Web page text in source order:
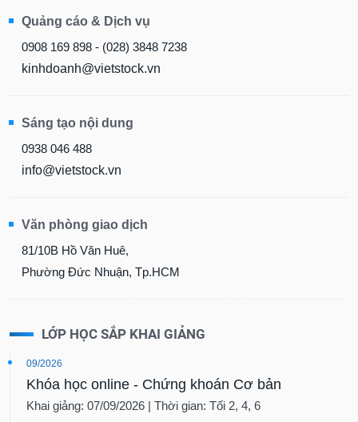
Quảng cáo & Dịch vụ
0908 169 898 - (028) 3848 7238
kinhdoanh@vietstock.vn
Sáng tạo nội dung
0938 046 488
info@vietstock.vn
Văn phòng giao dịch
81/10B Hồ Văn Huê,
Phường Đức Nhuận, Tp.HCM
LỚP HỌC SẮP KHAI GIẢNG
09/2026
Khóa học online - Chứng khoán Cơ bản
Khai giảng: 07/09/2026 | Thời gian: Tối 2, 4, 6